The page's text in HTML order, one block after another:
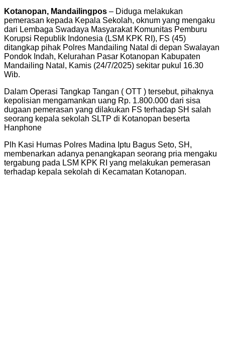
Kotanopan, Mandailingpos – Diduga melakukan
pemerasan kepada Kepala Sekolah, oknum yang mengaku
dari Lembaga Swadaya Masyarakat Komunitas Pemburu
Korupsi Republik Indonesia (LSM KPK RI), FS (45)
ditangkap pihak Polres Mandailing Natal di depan Swalayan
Pondok Indah, Kelurahan Pasar Kotanopan Kabupaten
Mandailing Natal, Kamis (24/7/2025) sekitar pukul 16.30
Wib.
Dalam Operasi Tangkap Tangan ( OTT ) tersebut, pihaknya
kepolisian mengamankan uang Rp. 1.800.000 dari sisa
dugaan pemerasan yang dilakukan FS terhadap SH salah
seorang kepala sekolah SLTP di Kotanopan beserta
Hanphone
Plh Kasi Humas Polres Madina Iptu Bagus Seto, SH,
membenarkan adanya penangkapan seorang pria mengaku
tergabung pada LSM KPK RI yang melakukan pemerasan
terhadap kepala sekolah di Kecamatan Kotanopan.